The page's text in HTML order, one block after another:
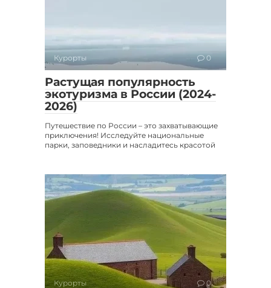
Курорты 0
Растущая популярность
экотуризма в России (2024-
2026)
Путешествие по России – это захватывающие
приключения! Исследуйте национальные
парки, заповедники и насладитесь красотой
Курорты 0